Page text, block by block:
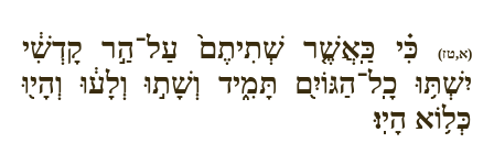
(א,טז)
כִּ֗י כַּֽאֲשֶׁ֤ר שְׁתִיתֶם֙ עַל־הַ֣ר קָדְשִׁ֔י
יִשְׁתּ֥וּ כָֽל־הַגּוֹיִ֖ם תָּמִ֑יד וְשָׁת֣וּ וְלָע֔וּ וְהָי֖וּ
כְּל֥וֹא הָיֽוּ׃